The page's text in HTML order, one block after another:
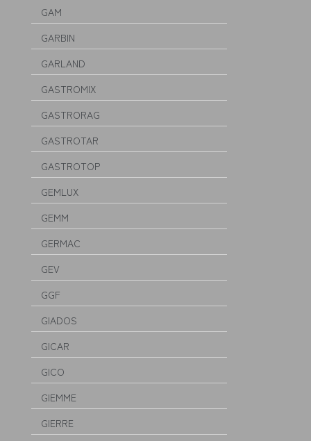
GAM
GARBIN
GARLAND
GASTROMIX
GASTRORAG
GASTROTAR
GASTROTOP
GEMLUX
GEMM
GERMAC
GEV
GGF
GIADOS
GICAR
GICO
GIEMME
GIERRE